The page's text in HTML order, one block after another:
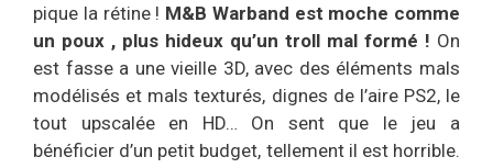
pique la rétine ! M&B Warband est moche comme
un poux , plus hideux qu’un troll mal formé ! On
est fasse a une vieille 3D, avec des éléments mals
modélisés et mals texturés, dignes de l’aire PS2, le
tout upscalée en HD… On sent que le jeu a
bénéficier d’un petit budget, tellement il est horrible.